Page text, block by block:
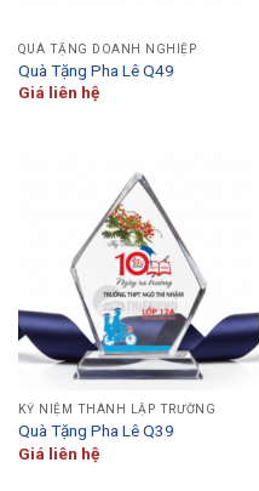
QUÀ TẶNG DOANH NGHIỆP
Quà Tặng Pha Lê Q49
Giá liên hệ
KỶ NIỆM THÀNH LẬP TRƯỜNG
Quà Tặng Pha Lê Q39
Giá liên hệ